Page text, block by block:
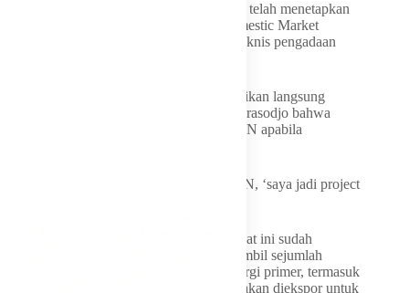
Bahlil menegaskan pemerintah sebenarnya telah menetapkan
kewajiban pasokan dalam negeri atau Domestic Market
Obligation (DMO). Namun pelaksanaan teknis pengadaan
Karena itu, ia mengaku sampai menyampaikan langsung
kepada Direktur Utama PLN Darmawan Prasodjo bahwa
dirinya akan menjadi ‘project manager’ PLN apabila
“Saya sudah ngomong sama Pak Dirut PLN, ‘saya jadi project
Ia memastikan kondisi sistem kelistrikan saat ini sudah
kembali normal setelah pemerintah mengambil sejumlah
langkah untuk mengamankan pasokan energi primer, termasuk
menahan sebagian batu bara yang semula akan diekspor untuk